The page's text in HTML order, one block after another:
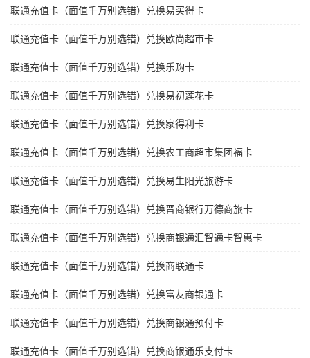
联通充值卡（面值千万别选错）兑换易买得卡
联通充值卡（面值千万别选错）兑换欧尚超市卡
联通充值卡（面值千万别选错）兑换乐购卡
联通充值卡（面值千万别选错）兑换易初莲花卡
联通充值卡（面值千万别选错）兑换家得利卡
联通充值卡（面值千万别选错）兑换农工商超市集团福卡
联通充值卡（面值千万别选错）兑换易生阳光旅游卡
联通充值卡（面值千万别选错）兑换晋商银行万德商旅卡
联通充值卡（面值千万别选错）兑换商银通汇智通卡智惠卡
联通充值卡（面值千万别选错）兑换商联通卡
联通充值卡（面值千万别选错）兑换富友商银通卡
联通充值卡（面值千万别选错）兑换商银通预付卡
联通充值卡（面值千万别选错）兑换商银通乐支付卡